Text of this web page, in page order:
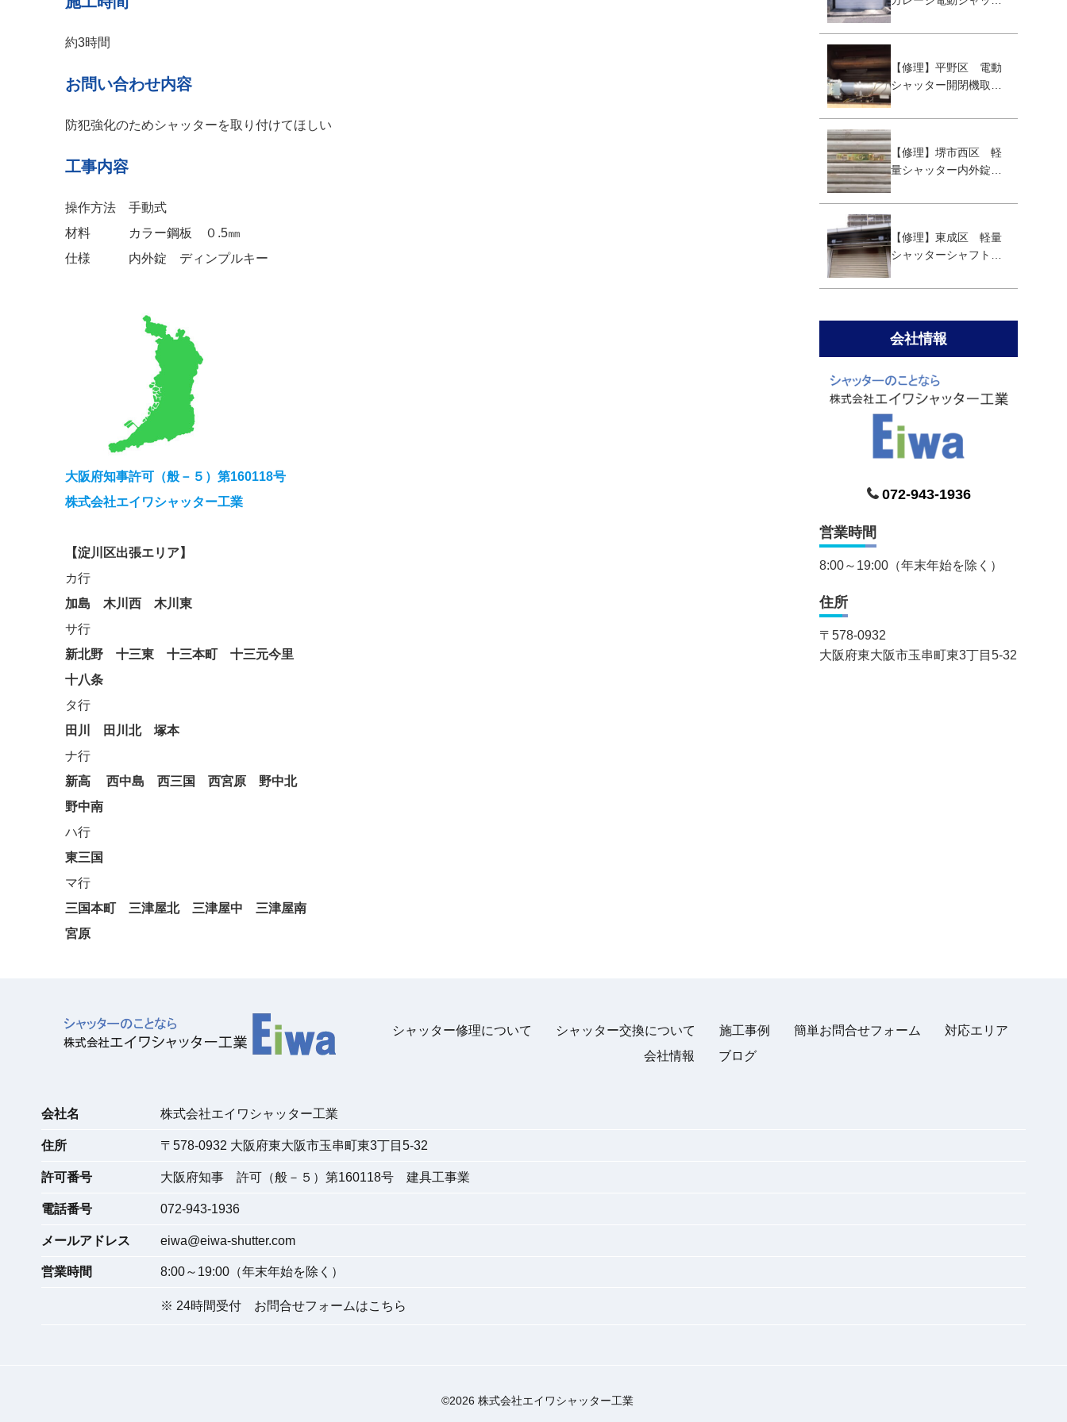
約3時間
お問い合わせ内容
防犯強化のためシャッターを取り付けてほしい
工事内容
操作方法 手動式
材料 カラー鋼板 ０.5㎜
仕様 内外錠 ディンプルキー
大阪府知事許可（般－５）第160118号
株式会社エイワシャッター工業
【淀川区出張エリア】
カ行
加島
木川西
木川東
サ行
新北野
十三東 十三本町
十三元今里
十八条
タ行
田川
田川北
塚本
ナ行
新高
西中島 西三国 西宮原
野中北
野中南
ハ行
東三国
マ行
三国本町
三津屋北 三津屋中
三津屋南
宮原
【修理】平野区 電動
シャッター開閉機取替
【修理】堺市西区 軽
量シャッター内外錠取
【修理】東成区 軽量
シャッターシャフト取
会社情報
072-943-1936
営業時間
8:00～19:00（年末年始を除く）
住所
〒 578-0932
大阪府東大阪市玉串町東3丁目5-32
シャッター修理について シャッター交換について 施工事例 簡単お問合せフォーム
対応エリア
会社情報
ブログ
会社名 株式会社エイワシャッター工業
住所 〒 578-0932 大阪府東大阪市玉串町東3丁目5-32
許可番号 大阪府知事 許可（般－５）第160118号 建具工事業
電話番号 072-943-1936
メールアドレス eiwa@eiwa-shutter.com
営業時間 8:00～19:00（年末年始を除く）
※ 24時間受付 お問合せフォームはこちら
©2026 株式会社エイワシャッター工業